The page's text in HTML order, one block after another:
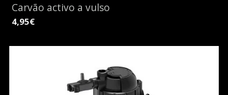
Carvão activo a vulso
4,95€